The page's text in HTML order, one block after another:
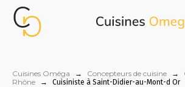
Cuisines Oméga → Concepteurs de cuisine →
Rhône
→ Cuisiniste à Saint-Didier-au-Mont-d Or